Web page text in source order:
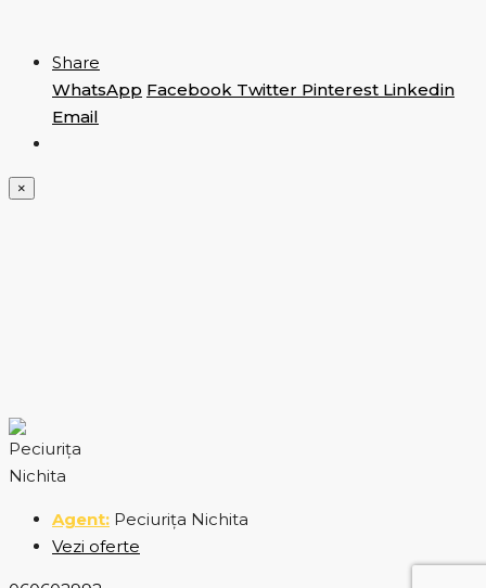
Share
WhatsApp Facebook Twitter Pinterest Linkedin
Email
×
Peciurița Nichita
Vezi oferte